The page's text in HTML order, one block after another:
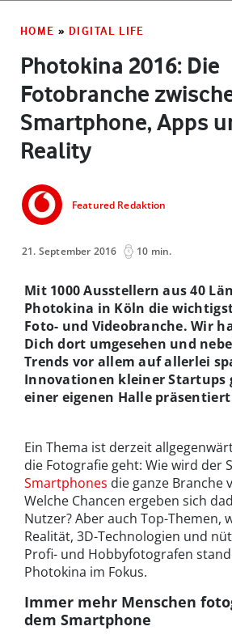
HOME » DIGITAL LIFE
Photokina 2016: Die
Fotobranche
Smartphone, Apps
Reality
Featured Redaktion
21. September 2016 10 min.
Mit 1000 Ausstellern aus 40
Photokina in Köln die
Foto- und Videobranche. Wir
Dich dort umgesehen und
Trends vor allem auf allerlei
Innovationen kleiner Startups
einer eigenen Halle
Ein Thema ist derzeit
die Fotografie geht: Wie wird der
Smartphones die ganze Branche
Welche Chancen ergeben sich
Nutzer? Aber auch Top-Themen,
Realität, 3D-Technologien und
Profi- und Hobbyfotografen
Photokina im Fokus.
Immer mehr Menschen
dem Smartphone